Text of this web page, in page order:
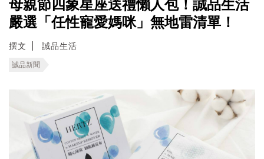
母親節四象星座送禮懶人包！誠品生活
嚴選「任性寵愛媽咪」無地雷清單！
撰文 誠品生活
誠品新聞